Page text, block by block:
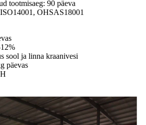
tootmisaeg: 90 päeva
OHSAS18001
sool ja linna kraanivesi
päevas